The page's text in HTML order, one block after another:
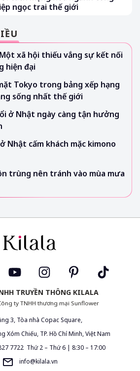
ngọc trai thế giới
xã hội thiếu vắng sự kết nối
hiện đại
Tokyo trong bảng xếp hạng
sống nhất thế giới
ở Nhật ngày càng tận hưởng
Nhật cấm khách mặc kimono
trùng nên tránh vào mùa mưa
TRUYỀN THÔNG KILALA
ty TNHH thương mại Sunflower
3, Tòa nhà Copac Square,
Xóm Chiếu, TP. Hồ Chí Minh, Việt Nam
7722 Thứ 2 – Thứ 6 | 8:30 – 17:00
info@kilala.vn